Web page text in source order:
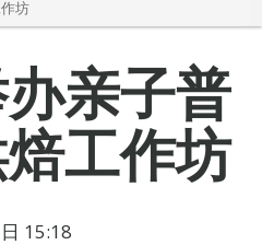
坊
亲子普
工作坊
15:18